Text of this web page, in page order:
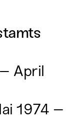
April
1974 –